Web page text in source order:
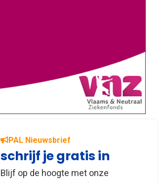
PAL Nieuwsbrief
schrijf je gratis in
Blijf op de hoogte met onze